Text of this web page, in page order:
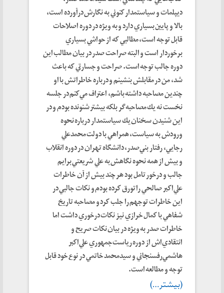
ديپلمات و سياستمدار كنوني به نگارش درآورده است،
بالا و پايين بسياري دارد و به ويژه در دوره اصلاحات
قابل توجه است، مطالبي كه از حواشي بسياري
برخوردار است و البته صراحت صدر در بيان مطالب اين
دوره جالب توجه است. صراحت و جسارتي كه باعث
شد، من در مقابلش بنشينم و درباره خاطراتش با او
چندين مصاحبه داشته باشم، اعتراف مي‌كنم در جلسه
نخست نه يك مصاحبه‌گر بلكه بيشتر شنونده بودم و در
اين شنيدن سخنان يك سياستمدار درباره نحوه
ورودش به سياست، همراهي با دولت محمدعلي
رجايي، رفتار بني‌صدر، دانشگاه تهران در دوره انقلاب
و بيش از همه نحوه نگاهش به علي شريعتي برايم
جالب و درخور تامل بود هر چند بيش از آن خاطرات
علي‌اكبر صالحي را تورق كرده بودم و نكات جالبي در
اين خاطرات توجهم را جلب كرد و مصاحبه تاريخ
شفاهي با كمال خرازي نيز نكات درخوري داشت اما
خاطرات صدر به ويژه در بيان نكات صريح و
انتقادي‌اش از دوره رياست‌جمهوري علي‌اكبر
هاشمي‌رفسنجاني و سيدمحمد خاتمي در نوع خود قابل
توجه و مطالعه است.
(بیشتر…)